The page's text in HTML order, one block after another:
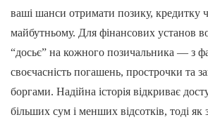
ваші шанси отримати позику, кредитку
майбутньому. Для фінансових установ
“досьє” на кожного позичальника — з
своєчасність погашень, прострочки та
боргами. Надійна історія відкриває
більших сум і менших відсотків, тоді як